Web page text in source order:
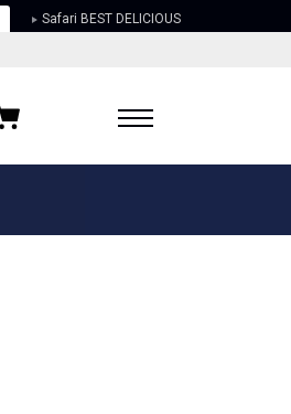
Safari BEST DELICIOUS
に入りブランド